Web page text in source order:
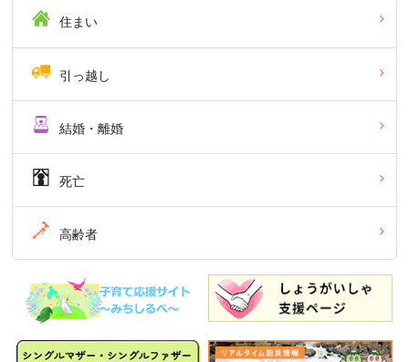
住まい
引っ越し
結婚・離婚
死亡
高齢者